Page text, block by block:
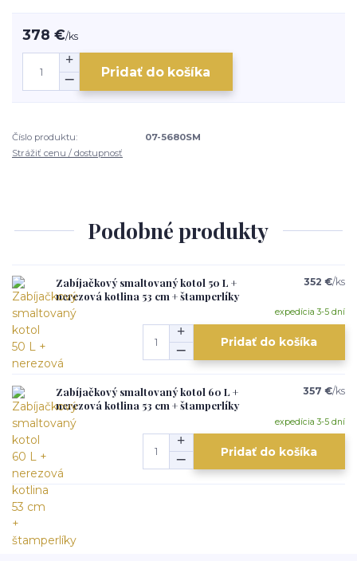
378 €/ks
Pridať do košíka
Číslo produktu:
07-5680SM
Strážiť cenu / dostupnosť
Podobné produkty
Zabíjačkový smaltovaný kotol 50 L +
nerezová kotlina 53 cm + štamperlíky
352 €/ks
expedícia 3-5 dní
Pridať do košíka
Zabíjačkový smaltovaný kotol 60 L +
nerezová kotlina 53 cm + štamperlíky
357 €/ks
expedícia 3-5 dní
Pridať do košíka